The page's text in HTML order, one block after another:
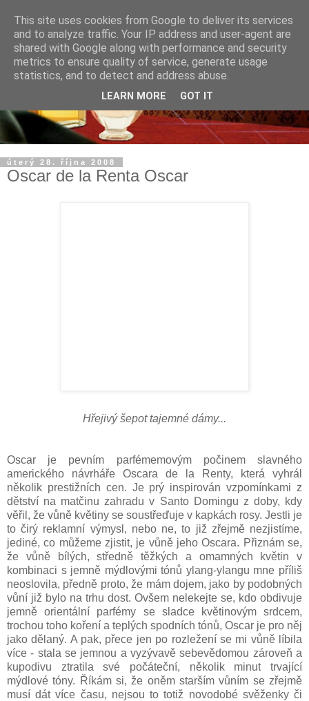
úterý 28. října 2008
Oscar de la Renta Oscar
Hřejivý šepot tajemné dámy...
Oscar je pevním parfémemovým počinem slavného
amerického návrháře Oscara de la Renty, která
vyhrál
několik prestižních cen. Je prý inspirován vzpomínkami z
dětství na matčinu zahradu v Santo Domingu z doby, kdy
věřil, že vůně květiny se soustřeďuje v kapkách rosy. Jestli je
to čirý reklamní výmysl, nebo ne, to již zřejmě nezjistíme,
jediné, co můžeme zjistit, je vůně jeho Oscara. Přiznám se,
že vůně bílých, středně těžkých a omamných květin v
kombinaci s jemně mýdlovými tónů ylang-ylangu mne příliš
neoslovila, předně proto, že mám dojem, jako by podobných
vůní již bylo na trhu dost. Ovšem nelekejte se, kdo obdivuje
jemně orientální parfémy se sladce květinovým srdcem,
trochou toho koření a teplých spodních tónů, Oscar je pro něj
jako dělaný. A pak, přece jen po rozležení se mi vůně líbila
více - stala se jemnou a vyzývavě sebevědomou zároveň a
kupodivu ztratila své počáteční, několik minut trvající
mýdlové tóny. Říkám si, že oněm starším vůním se zřejmě
musí dát více času, nejsou to totiž novodobé svěženky či
This site uses cookies from Google to deliver its services
and to analyze traffic. Your IP address and user-agent are
shared with Google along with performance and security
metrics to ensure quality of service, generate usage
statistics, and to detect and address abuse.
LEARN MORE GOT IT